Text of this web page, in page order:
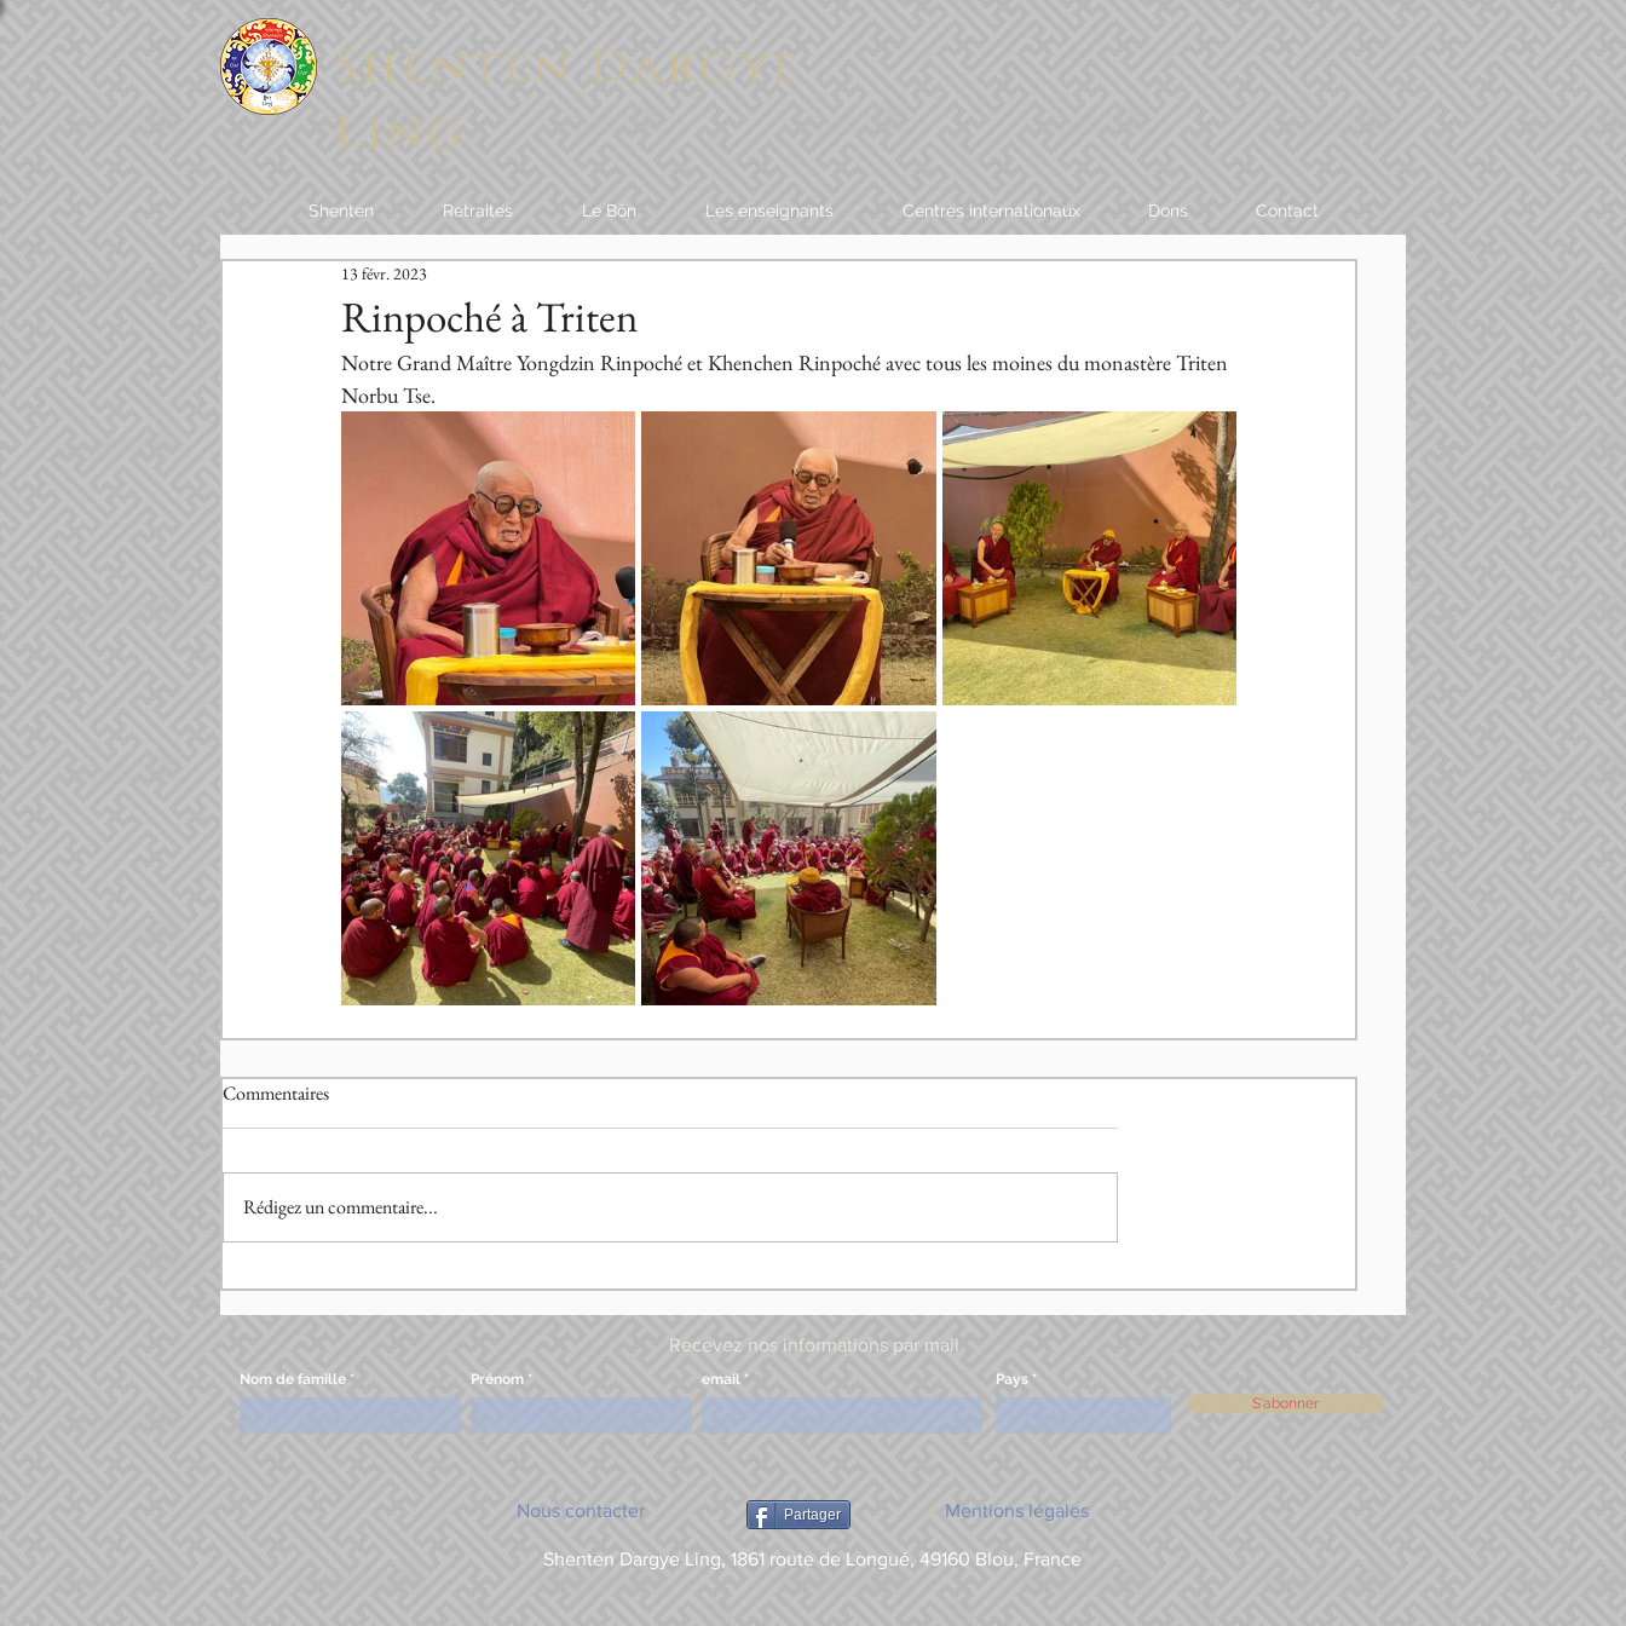
Shenten Dargye
Ling
Shenten Retraites Le Bön Les enseignants Centres internationaux Dons Contact
Rinpoché à Triten
13 févr. 2023
Notre Grand Maître Yongdzin Rinpoché et Khenchen Rinpoché avec tous les moines du monastère Triten
Norbu Tse.
Commentaires
Rédigez un commentaire...
Recevez nos informations par mail
Nom de famille Prénom email
Pays
S'abonner
Nous contacter Partager Mentions légales
Shenten Dargye Ling, 1861 route de Longué, 49160 Blou, France